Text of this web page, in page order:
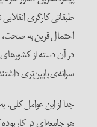
طبقاتی کارگری انقلابی
احتمال قرین به صحت، ادعا
در آن دسته از کشورهای
سرانه‌ی پایین‌تری داشتند
جدا از این عوامل کلی،
هر جامعه‌ای در کار بوده